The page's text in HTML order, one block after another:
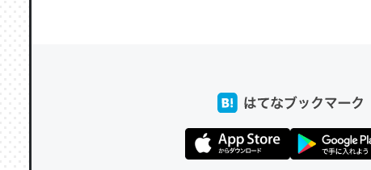
を実質100倍以上に伸ばす効果があるはず……
─たまにLINEするくらいだった遠方の父67歳と僕。ITツール導入でコ